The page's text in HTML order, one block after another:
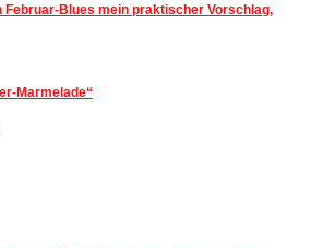
Februar-Blues mein praktischer Vorschlag,
Marmelade“